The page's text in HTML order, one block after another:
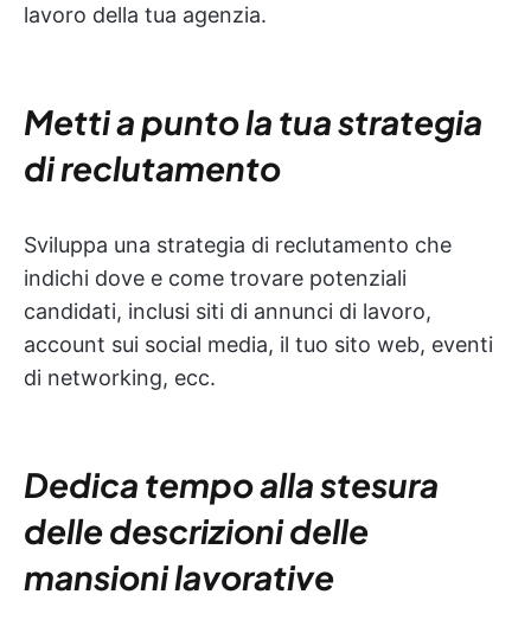
lavoro della tua agenzia.
Metti a punto la tua strategia
di reclutamento
Sviluppa una strategia di reclutamento che
indichi dove e come trovare potenziali
candidati, inclusi siti di annunci di lavoro,
account sui social media, il tuo sito web, eventi
di networking, ecc.
Dedica tempo alla stesura
delle descrizioni delle
mansioni lavorative